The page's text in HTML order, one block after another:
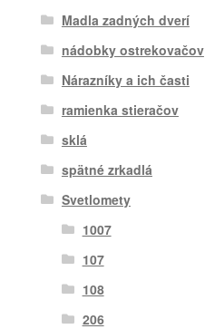
Madla zadných dverí
nádobky ostrekovačov
Nárazníky a ich časti
ramienka stieračov
sklá
spätné zrkadlá
Svetlomety
1007
107
108
206